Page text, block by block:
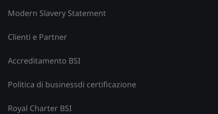
Modern Slavery Statement
Clienti e Partner
Accreditamento BSI
Politica di businessdi certificazione
Royal Charter BSI